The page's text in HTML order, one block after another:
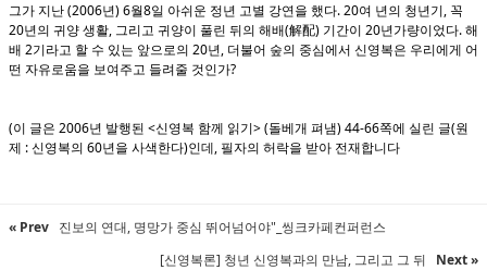
그가 지난 (2006년) 6월8일 아쉬운 정년 고별 강연을 했다. 20여 년의 청년기 , 꼭
20년의 귀양 생활, 그리고 귀양이 풀린 뒤의 해배(解配) 기간이 20년가량이었다. 해
배 2기라고 할 수 있는 앞으로의 20년 , 더불어 숲의 중심에서 신영복은 우리에게 어
떤 자유로움을 보여주고 들려줄 것인가?
(이 글은 2006년 발행된 <신영복 함께 읽기 > (돌베개 펴냄) 44-66쪽에 실린 글(원
제 : 신영복의 60년을 사색한다)인데 , 필자의 허락을 받아 전재합니다
« Prev 진보의 연대, 명망가 중심 뛰어넘어야"_씽크카페컨퍼런스
[신영복론] 청년 신영복과의 만남, 그리고 그 뒤
Next »